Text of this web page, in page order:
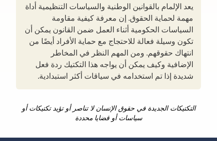
يعد الإلمام بالقوانين الوطنية والسياسات التنظيمية أداة
مهمة لحماية الحقوق. إن معرفة كيفية مقاومة
السياسات الحكومية أثناء العمل ضمن القانون يمكن أن
تكون وسيلة فعالة للاحتجاج مع حماية الأفراد أيضًا من
انتهاك حقوقهم. ومن المهم النظر في المخاطر
الإضافية وكيف يمكن أن يواجه هذا التكتيك ردة فعل
شديدة إذا تم استخدامه في سياقات أكثر استبدادية.
التكتيكات الجديدة في حقوق الإنسان لا تناصر أو تؤيد تكتيكات أو
سياسات أو قضايا محددة